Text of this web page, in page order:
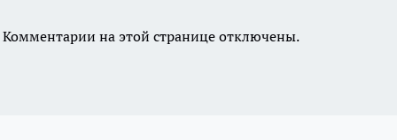
Комментарии на этой странице отключены.